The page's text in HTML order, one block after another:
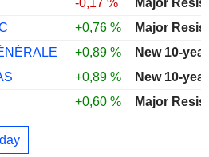
-0,17 %
Major
+0,76 %
Major
+0,89 %
New 10-
+0,89 %
New 10-
+0,60 % Major